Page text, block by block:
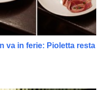
va in ferie: Pioletta resta